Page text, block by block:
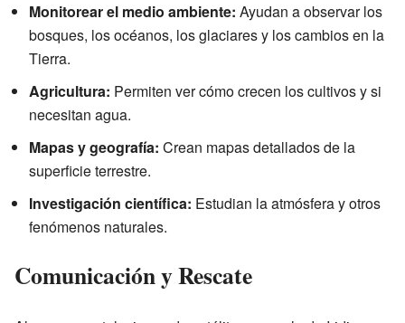
Monitorear el medio ambiente: Ayudan a observar los
bosques, los océanos, los glaciares y los cambios en la
Tierra.
Agricultura: Permiten ver cómo crecen los cultivos y si
necesitan agua.
Mapas y geografía: Crean mapas detallados de la
superficie terrestre.
Investigación científica: Estudian la atmósfera y otros
fenómenos naturales.
Comunicación y Rescate